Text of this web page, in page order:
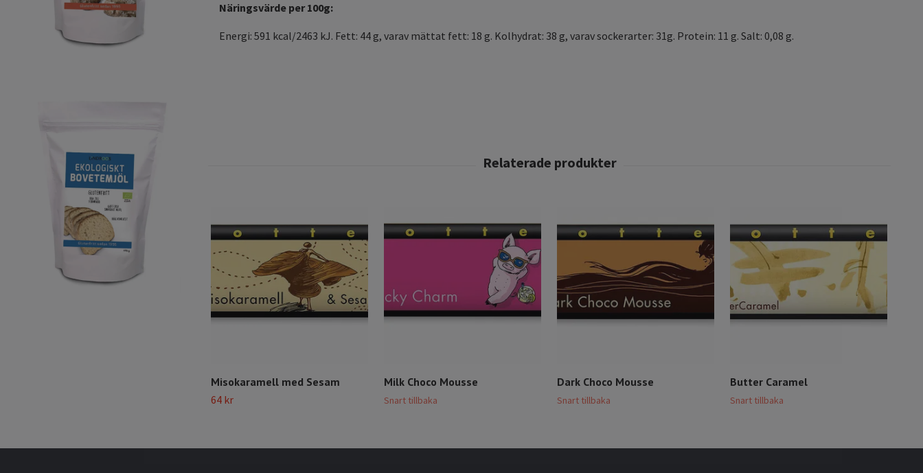
Näringsvärde per 100g:
Energi: 591 kcal/2463 kJ. Fett: 44 g, varav mättat fett: 18 g. Kolhydrat: 38 g, varav sockerarter: 31g. Protein: 11 g. Salt: 0,08 g.
Misokaramell med Sesam
64 kr
Milk Choco Mousse
Snart tillbaka
Dark Choco Mousse
Snart tillbaka
Butter Caramel
Snart tillbaka